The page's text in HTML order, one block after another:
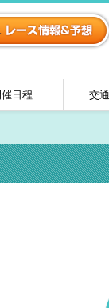
催日程 交